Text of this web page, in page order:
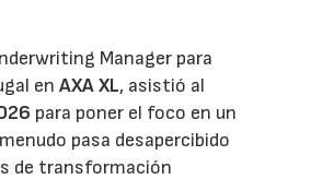
Manager para
enAXA XL, asistió al
para poner el foco en un
pasa desapercibido
de transformación